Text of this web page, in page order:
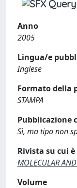
Anno
2005
Lingua/e
Inglese
Formato della
STAMPA
Pubblicazione
Sì, ma tipo non
Rivista su cui
MOLECULAR
Volume